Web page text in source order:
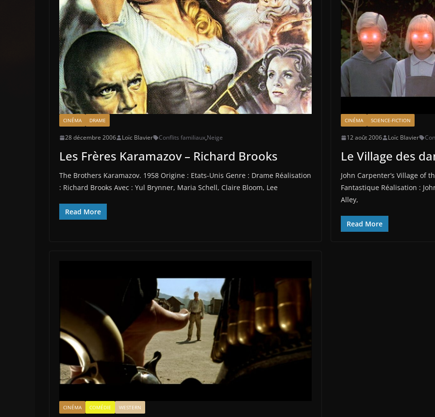
CINÉMA DRAME
28 décembre 2006 Loïc Blavier Conflits familiaux,Neige
Les Frères Karamazov – Richard Brooks
The Brothers Karamazov. 1958 Origine : Etats-Unis Genre : Drame Réalisation
: Richard Brooks Avec : Yul Brynner, Maria Schell, Claire Bloom, Lee
Read More
CINÉMA SCIENCE-FICTION
12 août 2006 Loïc Blavier
Le Village des
John Carpenter’s Village of
Fantastique Réalisation :
Alley,
Read More
CINÉMA COMÉDIE WESTERN